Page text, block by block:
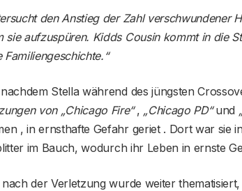
den Anstieg der Zahl verschwundener
sie aufzuspüren. Kidds Cousin kommt in die
Familiengeschichte.“
Stella während des jüngsten
von „Chicago Fire“, „Chicago PD“und
, in ernsthafte Gefahr geriet . Dort war sie
im Bauch, wodurch ihr Leben in ernste
der Verletzung wurde weiter